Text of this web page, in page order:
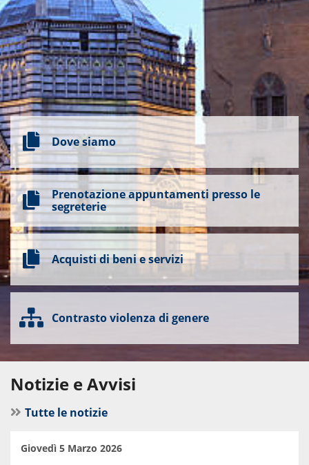
Dove siamo
Prenotazione appuntamenti presso le
segreterie
Acquisti di beni e servizi
Contrasto violenza di genere
Notizie e Avvisi
Tutte le notizie
Giovedì 5 Marzo 2026